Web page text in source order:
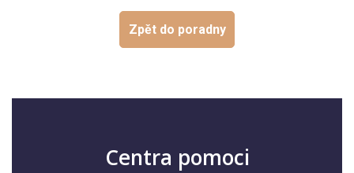
Zpět do poradny
Centra pomoci